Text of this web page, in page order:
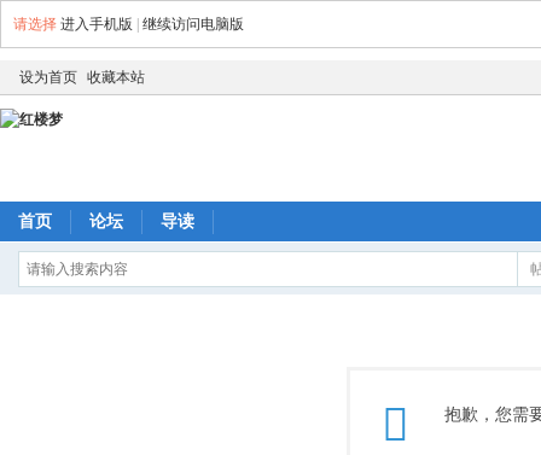
请选择 进入手机版 继续访问电脑版
设为首页 收藏本站
首页 论坛 导读
抱歉，您需